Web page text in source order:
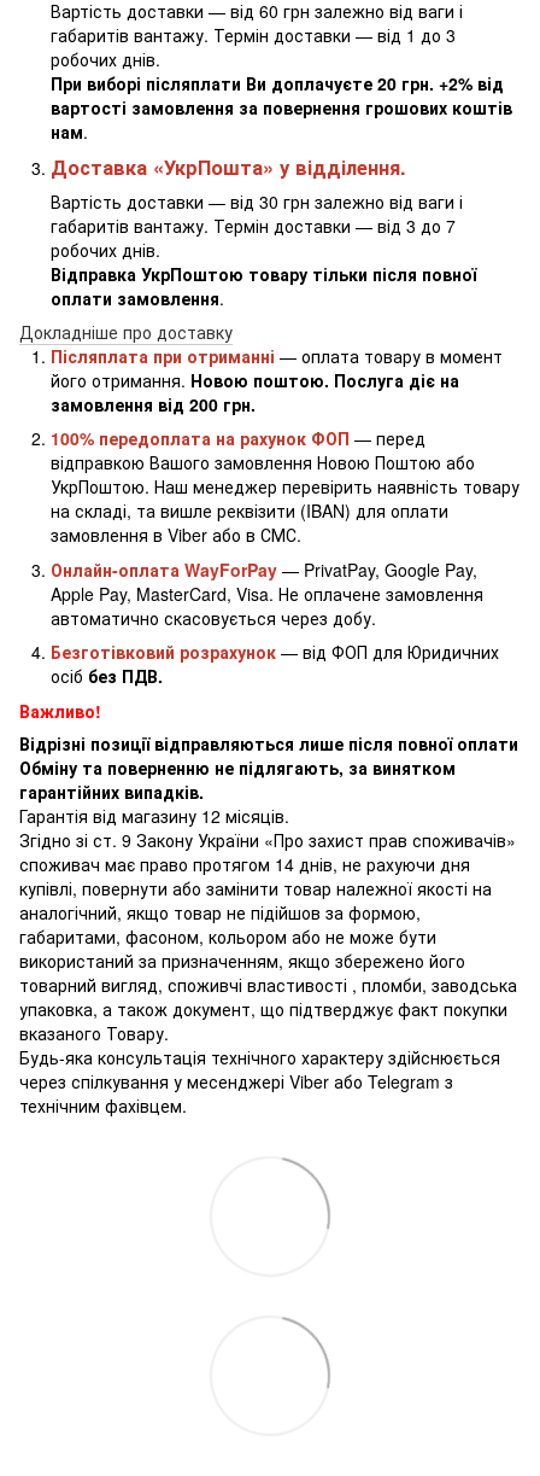
Вартість доставки — від 60 грн залежно від ваги і
габаритів вантажу. Термін доставки — від 1 до 3
робочих днів.
При виборі післяплати Ви доплачуєте 20 грн. +2% від
вартості замовлення за повернення грошових коштів
нам.
Доставка «УкрПошта» у відділення.
Вартість доставки — від 30 грн залежно від ваги і
габаритів вантажу. Термін доставки — від 3 до 7
робочих днів.
Відправка УкрПоштою товару тільки після повної
оплати замовлення.
Докладніше про доставку
Післяплата при отриманні — оплата товару в момент
його отримання. Новою поштою. Послуга діє на
замовлення від 200 грн.
100% передоплата на рахунок ФОП — перед
відправкою Вашого замовлення Новою Поштою або
УкрПоштою. Наш менеджер перевірить наявність товару
на складі, та вишле реквізити (IBAN) для оплати
замовлення в Viber або в СМС.
Онлайн-оплата WayForPay — PrivatPay, Google Pay,
Apple Pay, MasterCard, Visa. Не оплачене замовлення
автоматично скасовується через добу.
Безготівковий розрахунок — від ФОП для Юридичних
осіб без ПДВ.
Важливо!
Відрізні позиції відправляються лише після повної оплати
Обміну та поверненню не підлягають, за винятком
гарантійних випадків.
Гарантія від магазину 12 місяців.
Згідно зі ст. 9 Закону України «Про захист прав споживачів»
споживач має право протягом 14 днів, не рахуючи дня
купівлі, повернути або замінити товар належної якості на
аналогічний, якщо товар не підійшов за формою,
габаритами, фасоном, кольором або не може бути
використаний за призначенням, якщо збережено його
товарний вигляд, споживчі властивості , пломби, заводська
упаковка, а також документ, що підтверджує факт покупки
вказаного Товару.
Будь-яка консультація технічного характеру здійснюється
через спілкування у месенджері Viber або Telegram з
технічним фахівцем.